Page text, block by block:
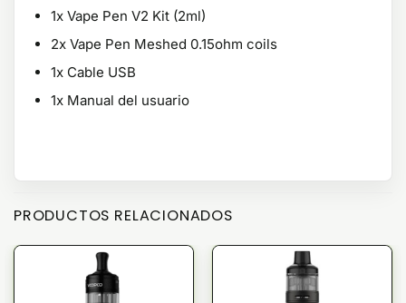
1x Vape Pen V2 Kit (2ml)
2x Vape Pen Meshed 0.15ohm coils
1x Cable USB
1x Manual del usuario
PRODUCTOS RELACIONADOS